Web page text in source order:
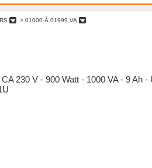
> 01000 À 01999 VA
230 V - 900 Watt - 1000 VA - 9 Ah -